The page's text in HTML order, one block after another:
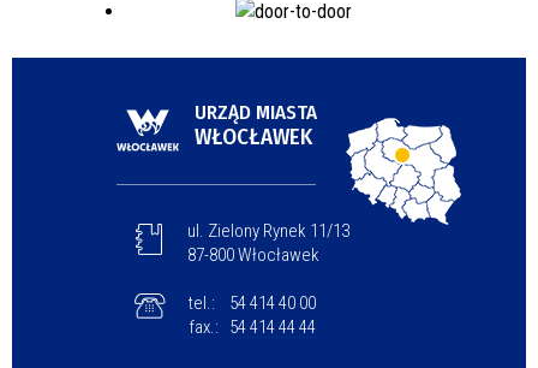
URZĄD MIASTA
WŁOCŁAWEK
ul. Zielony Rynek 11/13
87-800 Włocławek
tel.:
54 414 40 00
fax.:
54 414 44 44